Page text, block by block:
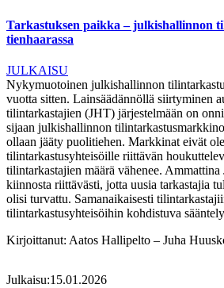
Tarkastuksen paikka – julkishallinnon
tienhaarassa
JULKAISU
Nykymuotoinen julkishallinnon
vuotta sitten. Lainsäädännöllä siirtyminen
tilintarkastajien (JHT) järjestelmään on
sijaan julkishallinnon
ollaan jääty puolitiehen. Markkinat eivät
tilintarkastusyhteisöille riittävän
tilintarkastajien määrä vähenee.
kiinnosta riittävästi, jotta uusia tarkastajia
olisi turvattu. Samanaikaisesti
tilintarkastusyhteisöihin kohdistuva
Kirjoittanut: Aatos Hallipelto – Juha
Julkaisu:15.01.2026